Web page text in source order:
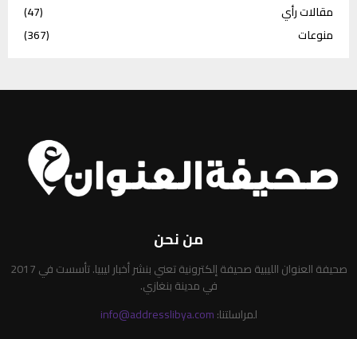
مقالات رأي
(47)
منوعات
(367)
من نحن
صحيفة العنوان الليبية صحيفة إلكترونية تعني بنشر أخبار ليبيا. تأسست في 2017
في مدينة بنغازي.
لمراسلتنا:info@addresslibya.com